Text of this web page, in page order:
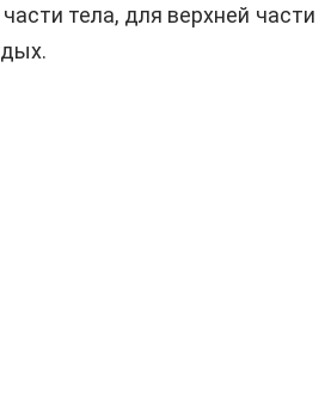
тела, для верхней части